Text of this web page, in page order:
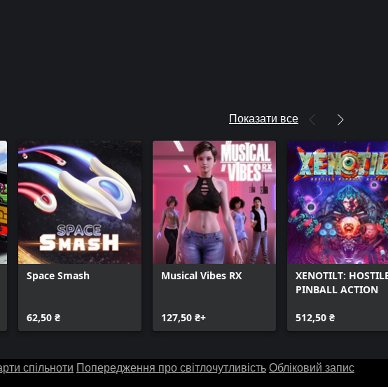
Показати все
Space Smash
62,50 ₴
Musical Vibes RX
127,50 ₴+
XENOTILT:
PINBALL ACTION
512,50 ₴
спільноти Попередження про світлочутливістьОбліковий запис